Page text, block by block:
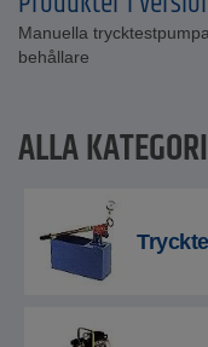
Manuella
behållare
ALLA